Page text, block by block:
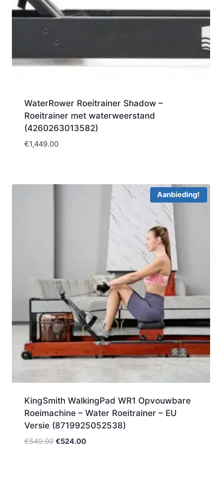
WaterRower Roeitrainer Shadow –
Roeitrainer met waterweerstand
(4260263013582)
€1,449.00
Aanbieding!
KingSmith WalkingPad WR1 Opvouwbare
Roeimachine – Water Roeitrainer – EU
Versie (8719925052538)
€549.00 Oorspronkelijke
€524.00Huidige